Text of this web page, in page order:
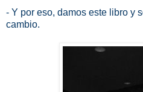
- Y por eso, damos este libro y
cambio.